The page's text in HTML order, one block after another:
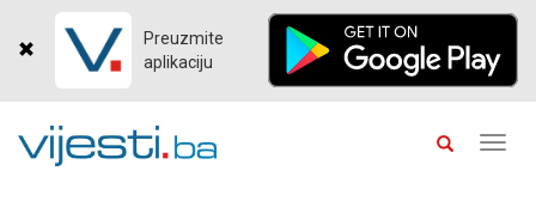
Preuzmite
aplikaciju